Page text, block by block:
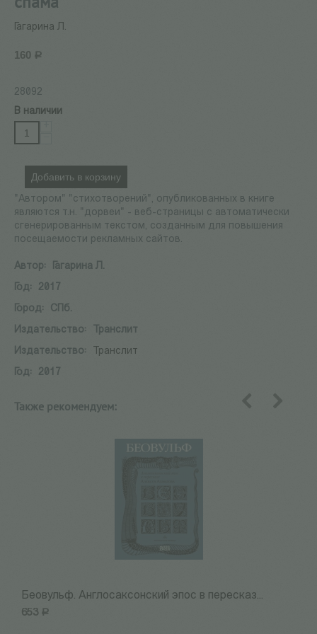
Гагарина Л.
160 Р
28092
В наличии
Добавить в корзину
"Автором" "стихотворений", опубликованных в книге
являются т.н. "дорвеи" - веб-страницы с автоматически
сгенерированным текстом, созданным для повышения
посещаемости рекламных сайтов.
Автор:
Гагарина Л.
Год:
2017
Город:
СПб.
Издательство:
Транслит
Издательство:
Транслит
Год:
2017
Также рекомендуем:
Беовульф. Англосаксонский эпос в пересказ...
653 Р